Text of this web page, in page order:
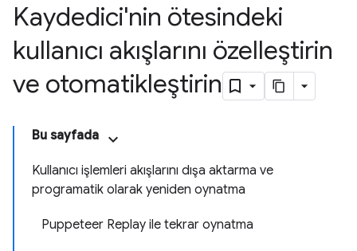
Kaydedici'nin ötesindeki
kullanıcı akışlarını özelleştirin
ve otomatikleştirin
Bu sayfada
Kullanıcı işlemleri akışlarını dışa aktarma ve
programatik olarak yeniden oynatma
Puppeteer Replay ile tekrar oynatma